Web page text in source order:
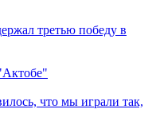
третью победу в
что мы играли так,